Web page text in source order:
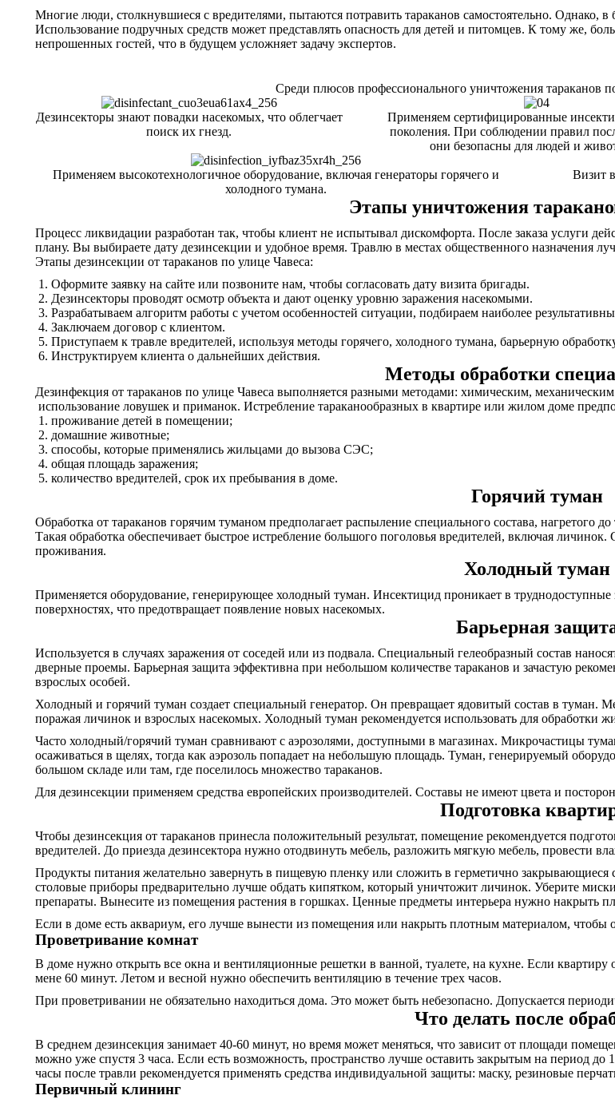
Многие люди, столкнувшиеся с вредителями, пытаются потравить тараканов самостоятельно. Однако, в
Использование подручных средств может представлять опасность для детей и питомцев. К тому же,
непрошенных гостей, что в будущем усложняет задачу экспертов.
Среди плюсов профессионального уничтожения тараканов
Дезинсекторы знают повадки насекомых, что облегчает
поиск их гнезд.
Применяем сертифицированные
поколения. При соблюдении правил
они безопасны для людей и
Применяем высокотехнологичное оборудование, включая генераторы горячего и
холодного тумана.
Визит
Этапы уничтожения
Процесс ликвидации разработан так, чтобы клиент не испытывал дискомфорта. После заказа услуги
плану. Вы выбираете дату дезинсекции и удобное время. Травлю в местах общественного назначения
Этапы дезинсекции от тараканов по улице Чавеса:
Оформите заявку на сайте или позвоните нам, чтобы согласовать дату визита бригады.
Дезинсекторы проводят осмотр объекта и дают оценку уровню заражения насекомыми.
Разрабатываем алгоритм работы с учетом особенностей ситуации, подбираем наиболее
Заключаем договор с клиентом.
Приступаем к травле вредителей, используя методы горячего, холодного тумана, барьерную
Инструктируем клиента о дальнейших действия.
Методы обработки
Дезинфекция от тараканов по улице Чавеса выполняется разными методами: химическим,
использование ловушек и приманок. Истребление тараканообразных в квартире или жилом доме
проживание детей в помещении;
домашние животные;
способы, которые применялись жильцами до вызова СЭC;
общая площадь заражения;
количество вредителей, срок их пребывания в доме.
Горячий туман
Обработка от тараканов горячим туманом предполагает распыление специального состава, нагретого
Такая обработка обеспечивает быстрое истребление большого поголовья вредителей, включая
проживания.
Холодный туман
Применяется оборудование, генерирующее холодный туман. Инсектицид проникает в труднодоступные
поверхностях, что предотвращает появление новых насекомых.
Барьерная
Используется в случаях заражения от соседей или из подвала. Специальный гелеобразный состав
дверные проемы. Барьерная защита эффективна при небольшом количестве тараканов и зачастую
взрослых особей.
Холодный и горячий туман создает специальный генератор. Он превращает ядовитый состав в
поражая личинок и взрослых насекомых. Холодный туман рекомендуется использовать для
Часто холодный/горячий туман сравнивают с аэрозолями, доступными в магазинах. Микрочастицы
осаживаться в щелях, тогда как аэрозоль попадает на небольшую площадь. Туман, генерируемый
большом складе или там, где поселилось множество тараканов.
Для дезинсекции применяем средства европейских производителей. Составы не имеют цвета и
Подготовка
Чтобы дезинсекция от тараканов принесла положительный результат, помещение рекомендуется
вредителей. До приезда дезинсектора нужно отодвинуть мебель, разложить мягкую мебель, провести
Продукты питания желательно завернуть в пищевую пленку или сложить в герметично
столовые приборы предварительно лучше обдать кипятком, который уничтожит личинок. Уберите
препараты. Вынесите из помещения растения в горшках. Ценные предметы интерьера нужно накрыть
Если в доме есть аквариум, его лучше вынести из помещения или накрыть плотным материалом, чтобы
Проветривание комнат
В доме нужно открыть все окна и вентиляционные решетки в ванной, туалете, на кухне. Если квартиру
мене 60 минут. Летом и весной нужно обеспечить вентиляцию в течение трех часов.
При проветривании не обязательно находиться дома. Это может быть небезопасно. Допускается
Что делать после
В среднем дезинсекция занимает 40-60 минут, но время может меняться, что зависит от площади
можно уже спустя 3 часа. Если есть возможность, пространство лучше оставить закрытым на период
часы после травли рекомендуется применять средства индивидуальной защиты: маску, резиновые
Первичный клининг